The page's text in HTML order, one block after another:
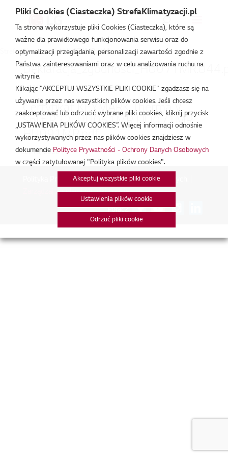
Strefa Klimatyzacji /HU071MR.U44
lut 18, 2026
Certyfikat KEYMARK Therma V
Split R32_HU051MR HU071MR
HU091MR.pdf
lut 18, 2026
Polityka Prywatności - Ochrona danych osobowych.
Zarządzaj zgodami na pliki cookie
Pliki Cookies (Ciasteczka) StrefaKlimatyzacji.pl
Ta strona wykorzystuje pliki Cookies (Ciasteczka), które są
ważne dla prawidłowego funkcjonowania serwisu oraz do
optymalizacji przeglądania, personalizacji zawartości zgodnie z
Państwa zainteresowaniami oraz w celu analizowania ruchu na
witrynie.
Klikając "AKCEPTUJ WSZYSTKIE PLIKI COOKIE" zgadzasz się na
używanie przez nas wszystkich plików cookies. Jeśli chcesz
zaakceptować lub odrzucić wybrane pliki cookies, kliknij przycisk
„USTAWIENIA PLIKÓW COOKIES”. Więcej informacji odnośnie
wykorzystywanych przez nas plików cookies znajdziesz w
dokumencie Polityce Prywatności - Ochrony Danych Osobowych
w części zatytułowanej "Polityka plików cookies".
Akceptuj wszystkie pliki cookie
Ustawienia plików cookie
Odrzuć pliki cookie